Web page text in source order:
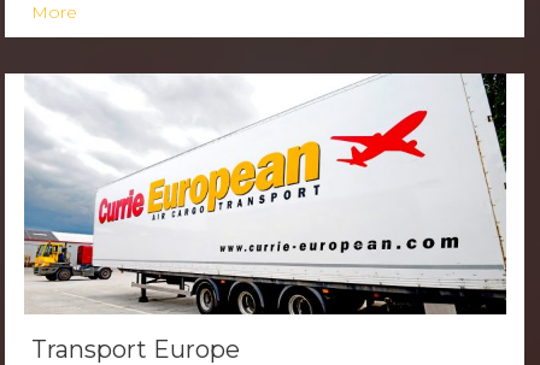
More
Transport Europe